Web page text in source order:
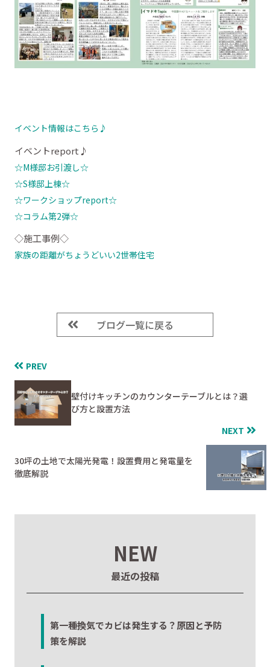
イベント情報はこちら♪
イベントreport♪
☆M様邸お引渡し☆
☆S様邸上棟☆
☆ワークショップreport☆
☆コラム第2弾☆
◇施工事例◇
家族の距離がちょうどいい2世帯住宅
ブログ一覧に戻る
PREV
壁付けキッチンのカウンターテーブルとは？選
び方と設置方法
NEXT
30坪の土地で太陽光発電！設置費用と発電量を
徹底解説
NEW
最近の投稿
第一種換気でカビは発生する？原因と予防
策を解説